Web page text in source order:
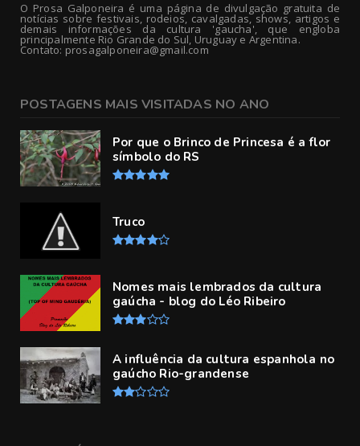
O Prosa Galponeira é uma página de divulgação gratuita de
notícias sobre festivais, rodeios, cavalgadas, shows, artigos e
demais informações da cultura 'gaucha', que engloba
principalmente Rio Grande do Sul, Uruguay e Argentina.
Contato: prosagalponeira@gmail.com
POSTAGENS MAIS VISITADAS NO ANO
Por que o Brinco de Princesa é a flor
símbolo do RS
Truco
Nomes mais lembrados da cultura
gaúcha - blog do Léo Ribeiro
A influência da cultura espanhola no
gaúcho Rio-grandense